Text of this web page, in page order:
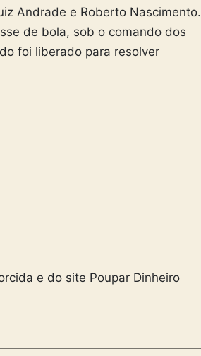
Andrade e Roberto Nascimento.
de bola, sob o comando dos
foi liberado para resolver
e do site Poupar Dinheiro